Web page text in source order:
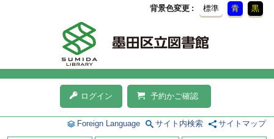
背景色変更 標準 青 黒
ログイン 予約かご確認
Foreign Language サイト内検索 サイトマップ